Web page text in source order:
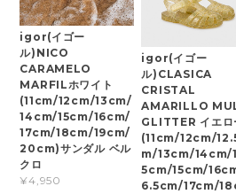
igor(イゴー
ル)NICO
CARAMELO
MARFILホワイト
(11cm/12cm/13cm/
14cm/15cm/16cm/
17cm/18cm/19cm/
20cm)サンダル ベル
クロ
¥4,950
igor(イゴー
ル)CLASICA
CRISTAL
AMARILLO
GLITTER イエロ
(11cm/12cm/
m/13cm/14cm/
5cm/15cm/
6.5cm/17cm/